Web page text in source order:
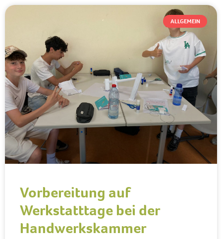
ALLGEMEIN
Vorbereitung auf
Werkstatttage bei der
Handwerkskammer